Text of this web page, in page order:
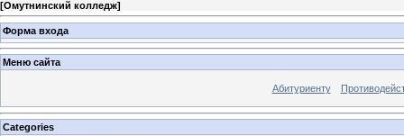
[Омутнинский колледж]
Форма входа
Меню сайта
Абитуриенту
Categories